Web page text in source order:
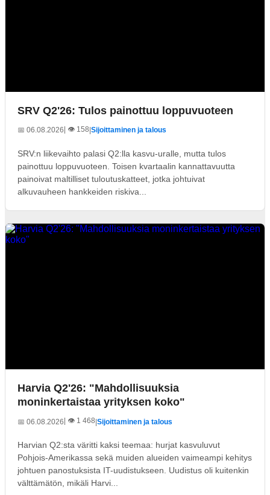
SRV Q2'26: Tulos painottuu loppuvuoteen
📅 06.08.2026| 👁️ 158 Sijoittaminen ja talous
SRV:n liikevaihto palasi Q2:lla kasvu-uralle, mutta tulos
painottuu loppuvuoteen. Toisen kvartaalin kannattavuutta
painoivat maltilliset tuloutuskatteet, jotka johtuivat
alkuvauheen hankkeiden riskiva...
Harvia Q2'26: "Mahdollisuuksia
moninkertaistaa yrityksen koko"
📅 06.08.2026 | 👁️ 1 468|Sijoittaminen ja talous
Harvian Q2:sta väritti kaksi teemaa: hurjat kasvuluvut
Pohjois-Amerikassa sekä muiden alueiden vaimeampi kehitys
johtuen panostuksista IT-uudistukseen. Uudistus oli kuitenkin
välttämätön, mikäli Harvi...